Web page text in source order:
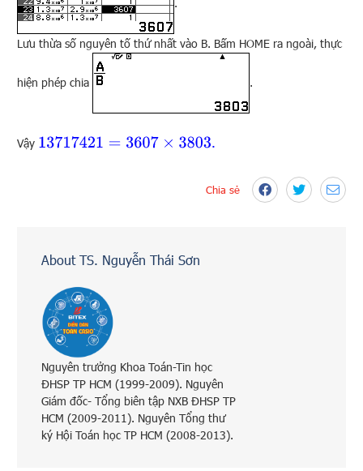
Lưu thừa số nguyên tố thứ nhất vào B. Bấm HOME ra ngoài, thực
hiện phép chia .
Vậy 13717421= 3607×3803 .
Chia sẻ
About TS. Nguyễn Thái Sơn
Nguyên trưởng Khoa Toán-Tin học
ĐHSP TP HCM (1999-2009). Nguyên
Giám đốc- Tổng biên tập NXB ĐHSP TP
HCM (2009-2011). Nguyên Tổng thư
ký Hội Toán học TP HCM (2008-2013).